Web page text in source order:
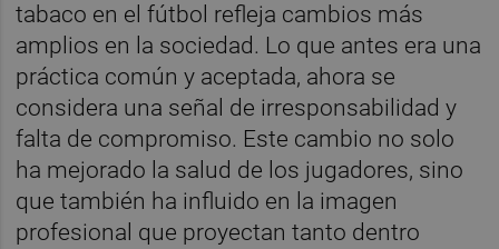
tabaco en el fútbol refleja cambios más
amplios en la sociedad. Lo que antes era una
práctica común y aceptada, ahora se
considera una señal de irresponsabilidad y
falta de compromiso. Este cambio no solo
ha mejorado la salud de los jugadores, sino
que también ha influido en la imagen
profesional que proyectan tanto dentro